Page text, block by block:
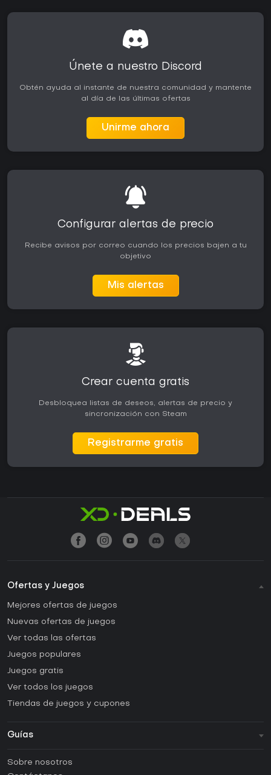
Únete a nuestro Discord
Obtén ayuda al instante de nuestra comunidad y mantente
al día de las últimas ofertas
Unirme ahora
Configurar alertas de precio
Recibe avisos por correo cuando los precios bajen a tu
objetivo
Mis alertas
Crear cuenta gratis
Desbloquea listas de deseos, alertas de precio y
sincronización con Steam
Registrarme gratis
Ofertas y Juegos
Mejores ofertas de juegos
Nuevas ofertas de juegos
Ver todas las ofertas
Juegos populares
Juegos gratis
Ver todos los juegos
Tiendas de juegos y cupones
Guías
Guías y tutoriales
Sobre nosotros